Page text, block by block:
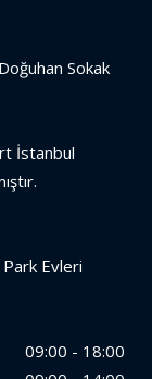
Sokak
İstanbul
Evleri
09:00 - 18:00